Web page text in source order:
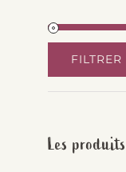
min
max
FILTRER
Les